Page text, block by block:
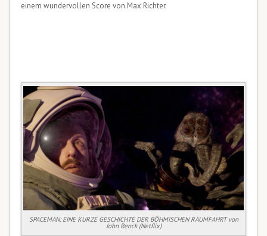
einem wundervollen Score von Max Richter.
SPACEMAN: EINE KURZE GESCHICHTE DER BÖHMISCHEN RAUMFAHRT von
John Renck (Netflix)